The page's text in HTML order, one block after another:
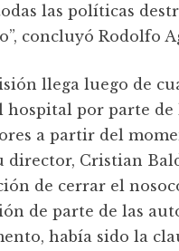
las políticas
concluyó Rodolfo
llega luego de
hospital por parte de
a partir del
director, Cristian
de cerrar el
de parte de las
había sido la